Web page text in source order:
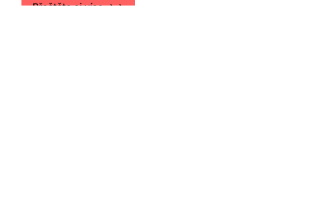
Přečtěte si více →